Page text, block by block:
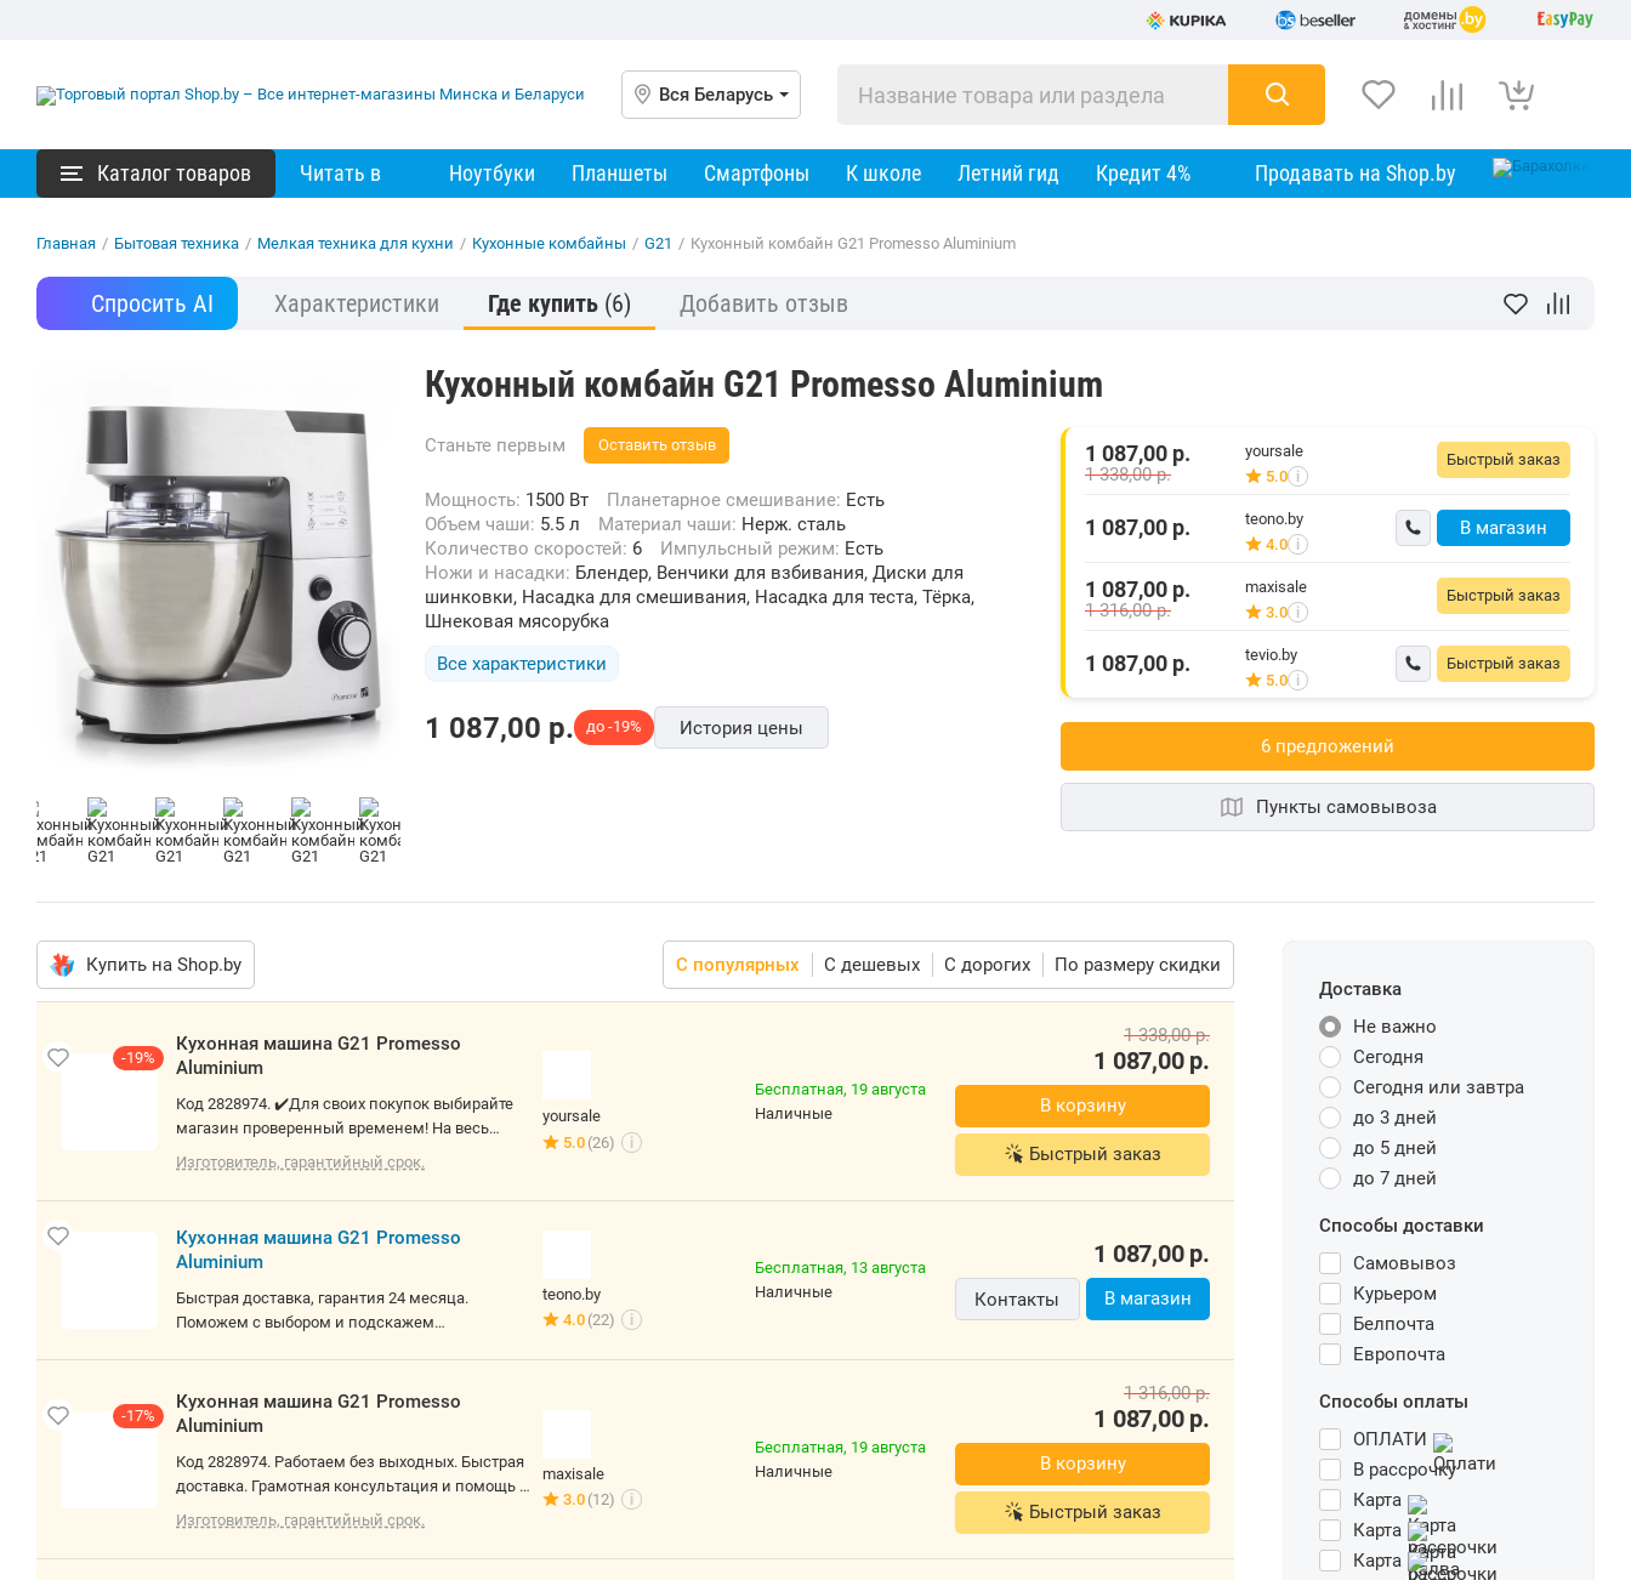
Вся Беларусь
Каталог товаров Читать в Ноутбуки Планшеты Смартфоны К школе Летний гид Кредит 4% Продавать на Shop.by
Главная / Бытовая техника / Мелкая техника для кухни / Кухонные комбайны / G21 / Кухонный комбайн G21 Promesso Aluminium
Спросить AI Характеристики Где купить (6) Добавить отзыв
Кухонный комбайн G21 Promesso Aluminium
Станьте первым Оставить отзыв
Мощность: 1500 Вт Планетарное смешивание: Есть
Объем чаши: 5.5 л Материал чаши: Нерж. сталь
Количество скоростей: 6 Импульсный режим: Есть
Ножи и насадки: Блендер, Венчики для взбивания, Диски для
шинковки, Насадка для смешивания, Насадка для теста, Тёрка,
Шнековая мясорубка
Все характеристики
1 087,00 p. до -19% История цены
Быстрый заказ
1 087,00 р.
1 338,00р.
yoursale
5.0 i
В магазин
1 087,00 р.
teono.by
4.0 i
Быстрый заказ
1 087,00 р.
1 316,00р.
maxisale
3.0 i
Быстрый заказ
1 087,00 р.
tevio.by
5.0 i
6 предложений
Пункты самовывоза
Купить на Shop.by С популярных С дешевых С дорогих По размеру скидки
-19%
Кухонная машина G21 Promesso
Aluminium
Код 2828974. ✔️Для своих покупок выбирайте
магазин проверенный временем! На весь
товар предоставляем 14 дней на проверку! Не
работаем с юр. лицами! О товаре: 1500 Вт,
планетарное смешивание, объем чаши: 5.5 л,
Изготовитель, гарантийный срок.
yoursale
5.0 (26) i
Бесплатная, 19 августа
наличные
1 087,00р.
1 338,00р.
В корзину
Быстрый заказ
Кухонная машина G21 Promesso
Aluminium
Быстрая доставка, гарантия 24 месяца.
Поможем с выбором и подскажем
каждом клиенте. С юр. лицами не работаем
teono.by
4.0 (22) i
Бесплатная, 13 августа
наличные
1 087,00р.
Контакты В магазин
-17%
Кухонная машина G21 Promesso
Aluminium
Код 2828974. Работаем без выходных. Быстрая
доставка. Грамотная консультация и помощь в
выборе. Не работаем с юр. лицами . Доступна 1
шт. О товаре: 1500 Вт, планетарное
смешивание, объем чаши: 5.5 л, терки,
Изготовитель, гарантийный срок.
maxisale
3.0 (12) i
Бесплатная, 19 августа
наличные
1 087,00р.
1 316,00р.
В корзину
Быстрый заказ
Доставка
Не важно
Сегодня
Сегодня или завтра
до 3 дней
до 5 дней
до 7 дней
Способы доставки
Самовывоз
Курьером
Белпочта
Европочта
Способы оплаты
ОПЛАТИ
В рассрочку
Карта
Карта
Карта